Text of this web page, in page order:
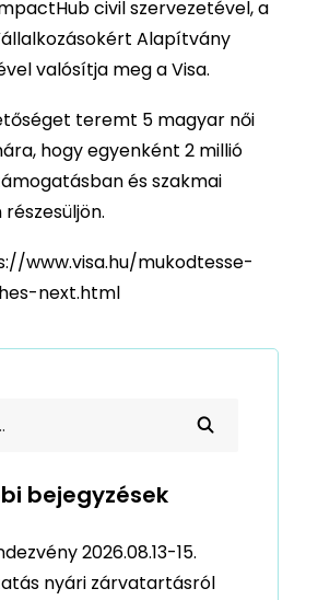
civil szervezetével, a
Alapítvány
valósítja meg a Visa.
teremt 5 magyar női
hogy egyenként 2 millió
és szakmai
www.visa.hu/mukodtesse-
next.html
bejegyzések
2026.08.13-15.
nyári zárvatartásról